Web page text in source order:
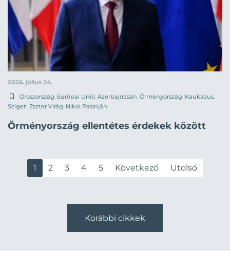
2026. július 24.
Oroszország, Európai Unió, Azerbajdzsán, Örményország, Kaukázus,
Szigeti Eszter Virág, Nikol Pasinján
Örményország ellentétes érdekek között
1 2 3 4 5 Következő Utolsó
Korábbi cikkek